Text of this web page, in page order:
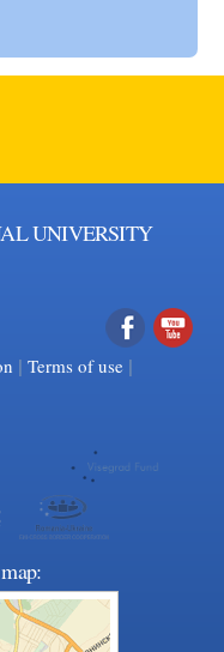
UNIVERSITY
Facebook
| Terms of use |